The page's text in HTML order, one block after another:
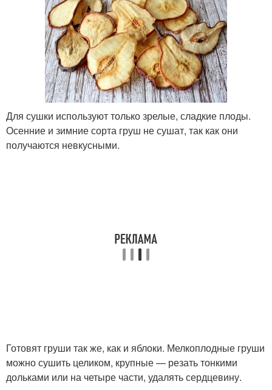
Для сушки используют только зрелые, сладкие плоды.
Осенние и зимние сорта груш не сушат, так как они
получаются невкусными.
Готовят груши так же, как и яблоки. Мелкоплодные груши
можно сушить целиком, крупные — резать тонкими
дольками или на четыре части, удалять сердцевину.